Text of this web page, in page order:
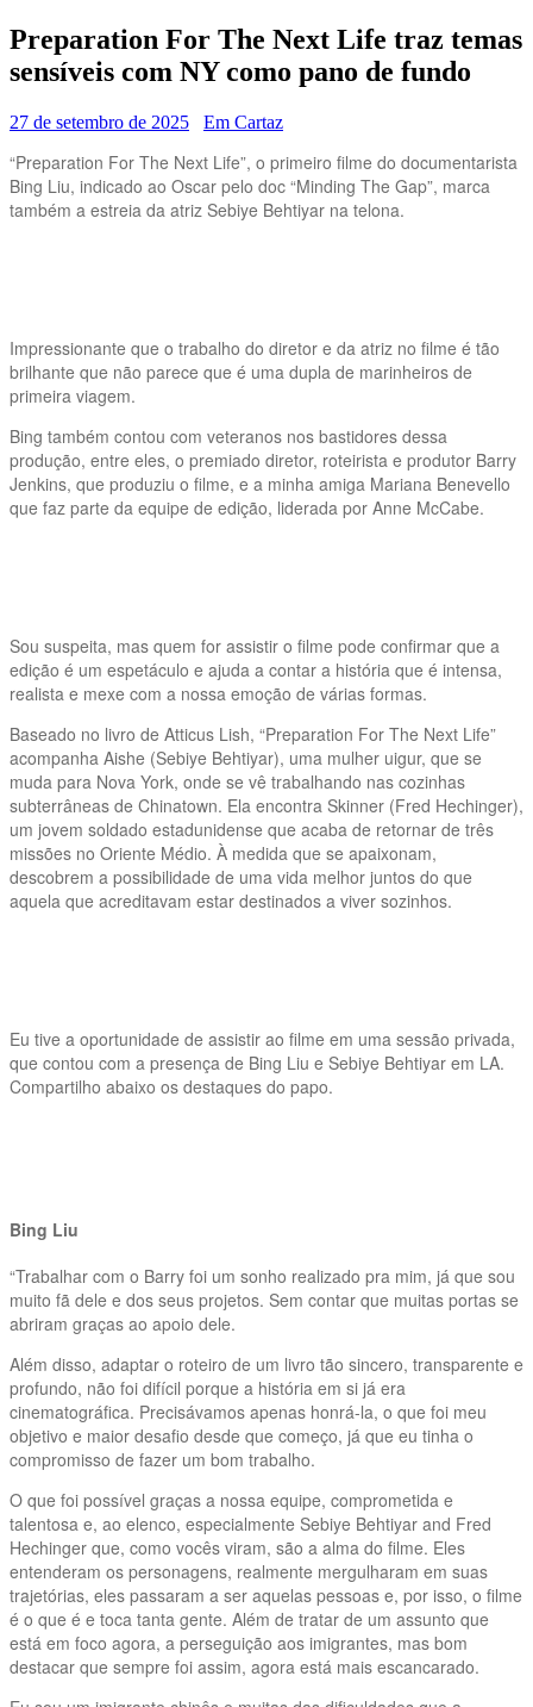
Preparation For The Next Life traz temas
sensíveis com NY como pano de fundo
27 de setembro de 2025 Em Cartaz
“Preparation For The Next Life”, o primeiro filme do documentarista
Bing Liu, indicado ao Oscar pelo doc “Minding The Gap”, marca
também a estreia da atriz Sebiye Behtiyar na telona.
Impressionante que o trabalho do diretor e da atriz no filme é tão
brilhante que não parece que é uma dupla de marinheiros de
primeira viagem.
Bing também contou com veteranos nos bastidores dessa
produção, entre eles, o premiado diretor, roteirista e produtor Barry
Jenkins, que produziu o filme, e a minha amiga Mariana Benevello
que faz parte da equipe de edição, liderada por Anne McCabe.
Sou suspeita, mas quem for assistir o filme pode confirmar que a
edição é um espetáculo e ajuda a contar a história que é intensa,
realista e mexe com a nossa emoção de várias formas.
Baseado no livro de Atticus Lish, “Preparation For The Next Life”
acompanha Aishe (Sebiye Behtiyar), uma mulher uigur, que se
muda para Nova York, onde se vê trabalhando nas cozinhas
subterrâneas de Chinatown. Ela encontra Skinner (Fred Hechinger),
um jovem soldado estadunidense que acaba de retornar de três
missões no Oriente Médio. À medida que se apaixonam,
descobrem a possibilidade de uma vida melhor juntos do que
aquela que acreditavam estar destinados a viver sozinhos.
Eu tive a oportunidade de assistir ao filme em uma sessão privada,
que contou com a presença de Bing Liu e Sebiye Behtiyar em LA.
Compartilho abaixo os destaques do papo.
Bing Liu
“Trabalhar com o Barry foi um sonho realizado pra mim, já que sou
muito fã dele e dos seus projetos. Sem contar que muitas portas se
abriram graças ao apoio dele.
Além disso, adaptar o roteiro de um livro tão sincero, transparente e
profundo, não foi difícil porque a história em si já era
cinematográfica. Precisávamos apenas honrá-la, o que foi meu
objetivo e maior desafio desde que começo, já que eu tinha o
compromisso de fazer um bom trabalho.
O que foi possível graças a nossa equipe, comprometida e
talentosa e, ao elenco, especialmente Sebiye Behtiyar and Fred
Hechinger que, como vocês viram, são a alma do filme. Eles
entenderam os personagens, realmente mergulharam em suas
trajetórias, eles passaram a ser aquelas pessoas e, por isso, o filme
é o que é e toca tanta gente. Além de tratar de um assunto que
está em foco agora, a perseguição aos imigrantes, mas bom
destacar que sempre foi assim, agora está mais escancarado.